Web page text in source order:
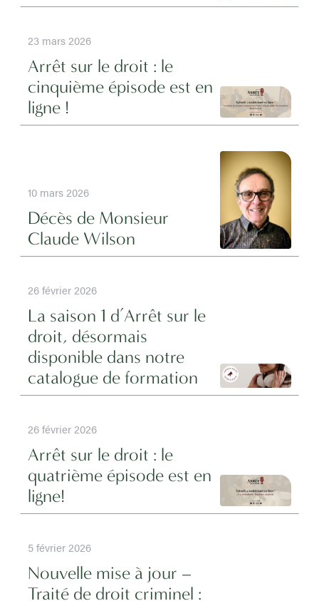
23 mars 2026
Arrêt sur le droit : le
cinquième épisode est en
ligne !
10 mars 2026
Décès de Monsieur
Claude Wilson
26 février 2026
La saison 1 d’Arrêt sur le
droit, désormais
disponible dans notre
catalogue de formation
26 février 2026
Arrêt sur le droit : le
quatrième épisode est en
ligne!
5 février 2026
Nouvelle mise à jour –
Traité de droit criminel :